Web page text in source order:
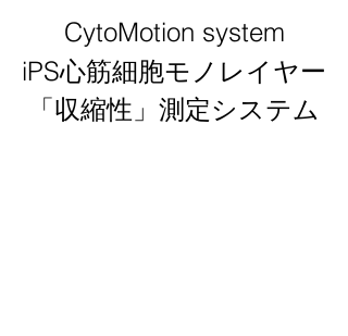
CytoMotion system
iPS心筋細胞モノレイヤー
「収縮性」測定システム